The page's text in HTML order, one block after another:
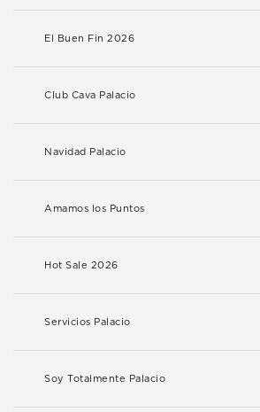
El Buen Fin 2026
Club Cava Palacio
Navidad Palacio
Amamos los Puntos
Hot Sale 2026
Servicios Palacio
Soy Totalmente Palacio